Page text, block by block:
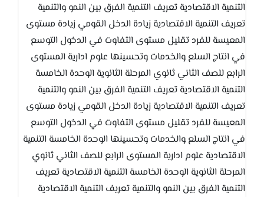
التنمية الاقتصادية تعريف التنمية الفرق بين النمو والتنمية
تعريف التنمية الاقتصادية زيادة الدخل القومي زيادة مستوى
المعيسة للفرد تقليل مستوى التفاوت في الدخول التوسع
في انتاج السلع والخدمات وتحسينها علوم ادارية المستوى
الرابع للصف الثاني ثانوي المرحلة الثانوية الوحدة الخامسة
التنمية الاقتصادية تعريف التنمية الفرق بين النمو والتنمية
تعريف التنمية الاقتصادية زيادة الدخل القومي زيادة مستوى
المعيسة للفرد تقليل مستوى التفاوت في الدخول التوسع
في انتاج السلع والخدمات وتحسينها الوحدة الخامسة التنمية
الاقتصادية علوم ادارية المستوى الرابع للصف الثاني ثانوي
المرحلة الثانوية الوحدة الخامسة التنمية الاقتصادية تعريف
التنمية الفرق بين النمو والتنمية تعريف التنمية الاقتصادية